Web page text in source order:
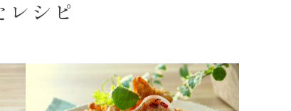
レシピ